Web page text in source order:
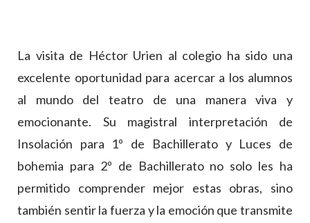
La visita de Héctor Urien al colegio ha sido una
excelente oportunidad para acercar a los alumnos
al mundo del teatro de una manera viva y
emocionante. Su magistral interpretación de
Insolación para 1º de Bachillerato y Luces de
bohemia para 2º de Bachillerato no solo les ha
permitido comprender mejor estas obras, sino
también sentir la fuerza y la emoción que transmite